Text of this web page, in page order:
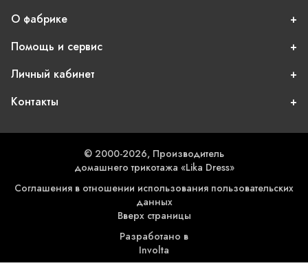
О фабрике
Помощь и сервис
Личный кабинет
Контакты
© 2000-2026, Производитель
домашнего трикотажа «Lika Dress»
Соглашения в отношении использования пользовательских
данных
Вверх страницы
Разработано в
Involta